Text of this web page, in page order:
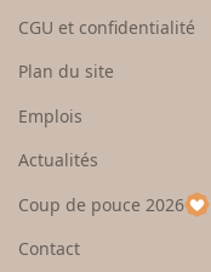
e
u
p
a
CGU et confidentialité
Plan du site
Emplois
Actualités
Coup de pouce 2026
Contact